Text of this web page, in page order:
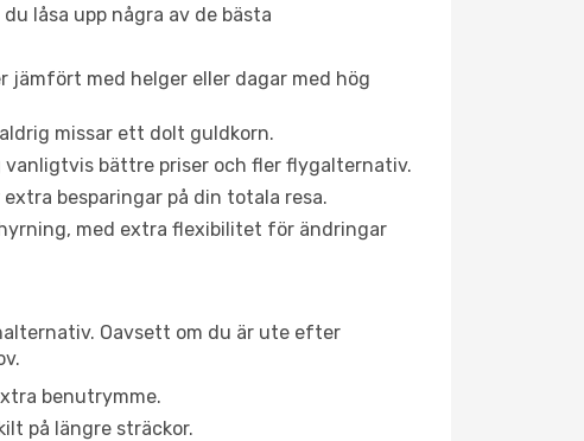
låsa upp några av de bästa
jämfört med helger eller dagar med hög
missar ett dolt guldkorn.
bättre priser och fler flygalternativ.
besparingar på din totala resa.
med extra flexibilitet för ändringar
Oavsett om du är ute efter
benutrymme.
på längre sträckor.